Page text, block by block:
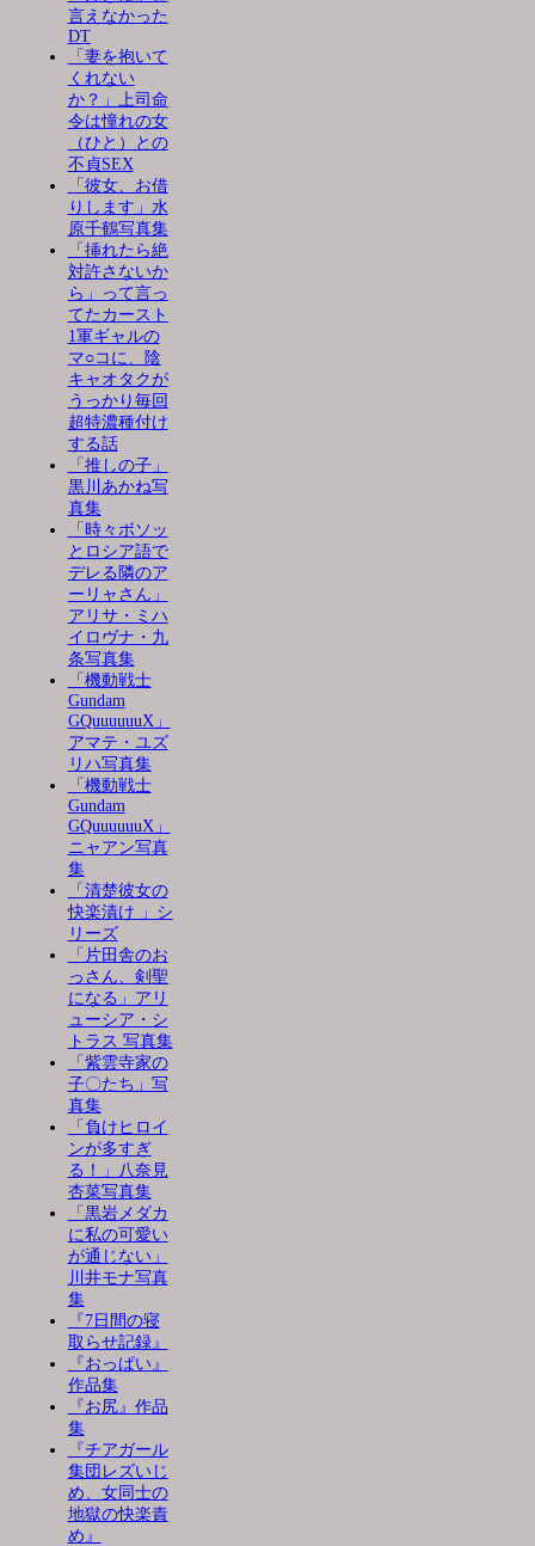
言えなかった
DT
「妻を抱いて
くれない
か？」上司命
令は憧れの女
（ひと）との
不貞SEX
「彼女、お借
りします」水
原千鶴写真集
「挿れたら絶
対許さないか
ら」って言っ
てたカースト
1軍ギャルの
マ○コに、陰
キャオタクが
うっかり毎回
超特濃種付け
する話
「推しの子」
黒川あかね写
真集
「時々ボソッ
とロシア語で
デレる隣のア
ーリャさん」
アリサ・ミハ
イロヴナ・九
条写真集
「機動戦士
Gundam
GQuuuuuuX」
アマテ・ユズ
リハ写真集
「機動戦士
Gundam
GQuuuuuuX」
ニャアン写真
集
「清楚彼女の
快楽漬け 」シ
リーズ
「片田舎のお
っさん、剣聖
になる」アリ
ューシア・シ
トラス 写真集
「紫雲寺家の
子〇たち」写
真集
「負けヒロイ
ンが多すぎ
る！」八奈見
杏菜写真集
「黒岩メダカ
に私の可愛い
が通じない」
川井モナ写真
集
『7日間の寝
取らせ記録』
『おっぱい』
作品集
『お尻』作品
集
『チアガール
集団レズいじ
め、女同士の
地獄の快楽責
め』